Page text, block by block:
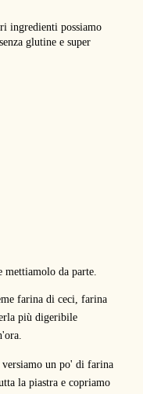
ingredienti possiamo
glutine e super
mettiamolo da parte.
farina di ceci, farina
più digeribile
un po' di farina
la piastra e copriamo